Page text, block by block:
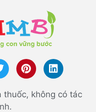
thuốc, không có tác